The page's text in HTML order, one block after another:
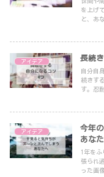
を上げ
と、あ
アイデア 長続
自分自
続きす
す。忍
アイデア
今年
あな
1年を
張られ
った画